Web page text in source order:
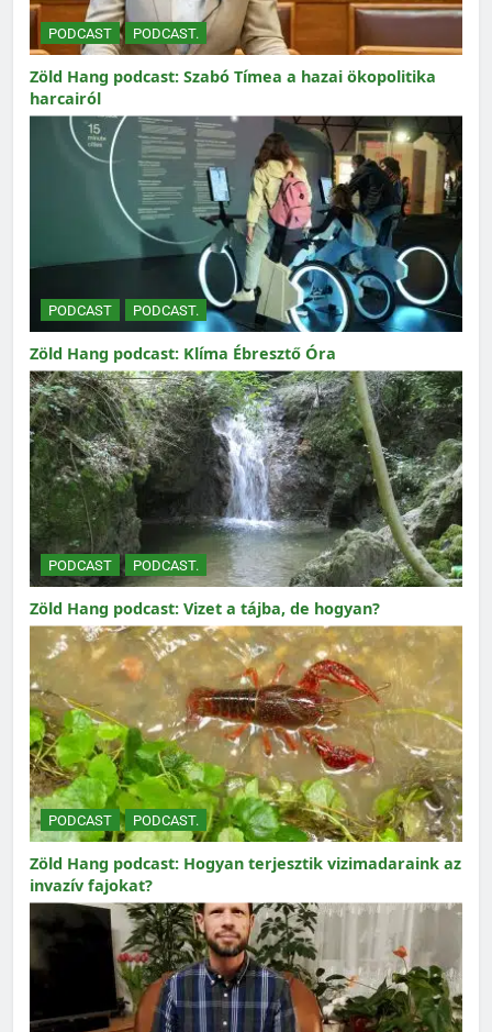
PODCAST PODCAST.
Zöld Hang podcast: Szabó Tímea a hazai ökopolitika
harcairól
PODCAST PODCAST.
Zöld Hang podcast: Klíma Ébresztő Óra
PODCAST PODCAST.
Zöld Hang podcast: Vizet a tájba, de hogyan?
PODCAST PODCAST.
Zöld Hang podcast: Hogyan terjesztik vizimadaraink az
invazív fajokat?